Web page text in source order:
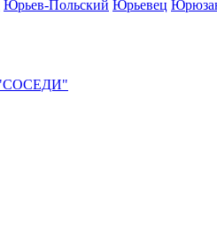
Юрьев-Польский Юрьевец